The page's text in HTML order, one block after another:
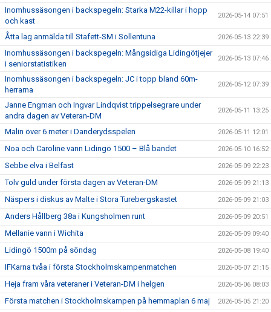
Inomhussäsongen i backspegeln: Starka M22-killar i hopp
och kast
2026-05-14 07:51
Åtta lag anmälda till Stafett-SM i Sollentuna 2026-05-13 22:39
Inomhussäsongen i backspegeln: Mångsidiga Lidingötjejer
i seniorstatistiken
2026-05-13 07:46
Inomhussäsongen i backspegeln: JC i topp bland 60m-
herrarna
2026-05-12 07:39
Janne Engman och Ingvar Lindqvist trippelsegrare under
andra dagen av Veteran-DM
2026-05-11 13:25
Malin över 6 meter i Danderydsspelen 2026-05-11 12:01
Noa och Caroline vann Lidingö 1500 – Blå bandet 2026-05-10 16:52
Sebbe elva i Belfast 2026-05-09 22:23
Tolv guld under första dagen av Veteran-DM 2026-05-09 21:13
Näspers i diskus av Malte i Stora Turebergskastet 2026-05-09 21:03
Anders Hållberg 38a i Kungsholmen runt 2026-05-09 20:51
Mellanie vann i Wichita 2026-05-09 09:40
Lidingö 1500m på söndag 2026-05-08 19:40
IFKarna tvåa i första Stockholmskampenmatchen 2026-05-07 21:15
Heja fram våra veteraner i Veteran-DM i helgen 2026-05-06 08:03
Första matchen i Stockholmskampen på hemmaplan 6 maj 2026-05-05 21:20